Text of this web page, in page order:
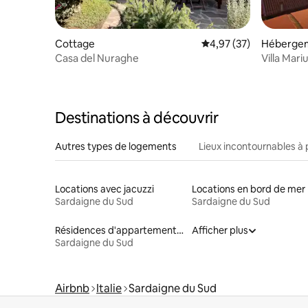
Cottage Évaluation moyenne
4,97 (37)
Casa del Nuraghe
Villa
Destinations à découvrir
Autres types de logements Lieux incontournables à
Locations avec jacuzzi
Sardaigne du Sud
Locations en bord de mer
Sardaigne du Sud
Résidences d'appartements en location
Sardaigne du Sud
Afficher plus
Airbnb Italie Sardaigne du Sud